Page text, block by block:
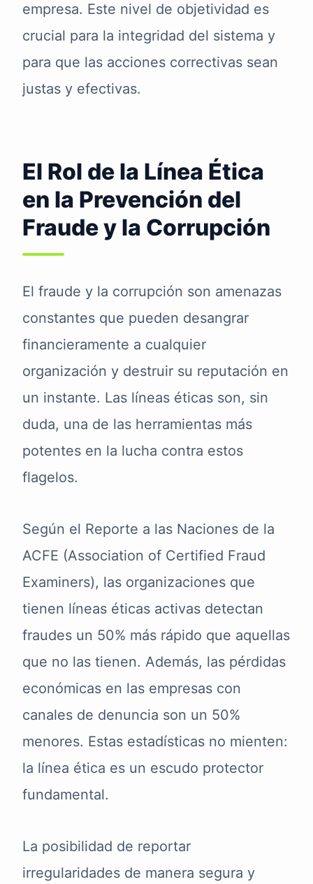
empresa. Este nivel de objetividad es
crucial para la integridad del sistema y
para que las acciones correctivas sean
justas y efectivas.
El Rol de la Línea Ética
en la Prevención del
Fraude y la Corrupción
El fraude y la corrupción son amenazas
constantes que pueden desangrar
financieramente a cualquier
organización y destruir su reputación en
un instante. Las líneas éticas son, sin
duda, una de las herramientas más
potentes en la lucha contra estos
flagelos.
Según el Reporte a las Naciones de la
ACFE (Association of Certified Fraud
Examiners), las organizaciones que
tienen líneas éticas activas detectan
fraudes un 50% más rápido que aquellas
que no las tienen. Además, las pérdidas
económicas en las empresas con
canales de denuncia son un 50%
menores. Estas estadísticas no mienten:
la línea ética es un escudo protector
fundamental.
La posibilidad de reportar
irregularidades de manera segura y